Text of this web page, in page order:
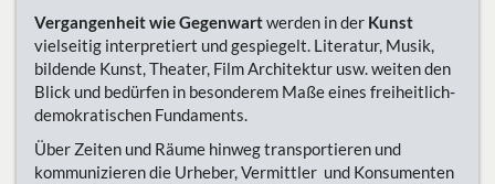
Vergangenheit wie Gegenwartwerden in der Kunst
vielseitig interpretiert und gespiegelt. Literatur, Musik,
bildende Kunst, Theater, Film Architektur usw. weiten den
Blick und bedürfen in besonderem Maße eines freiheitlich-
demokratischen Fundaments.
Über Zeiten und Räume hinweg transportieren und
kommunizieren die Urheber, Vermittler und Konsumenten